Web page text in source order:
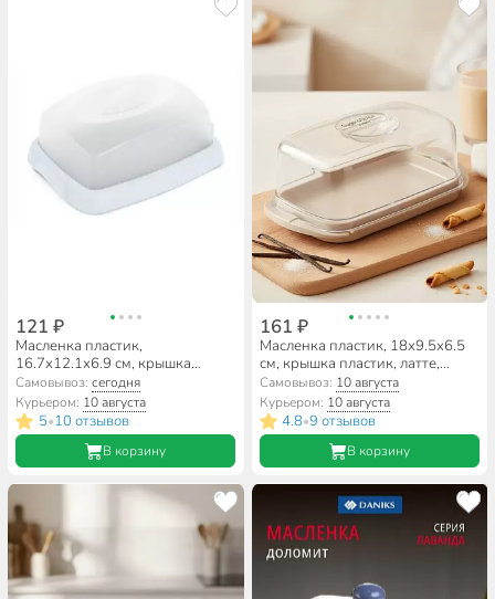
121 ₽
Масленка пластик,
16.7х12.1х6.9 см, крышка
пластик, светло-голубая,
Martika, Таира, С62СГЛ
Самовывоз:сегодня
Курьером: 10 августа
5•10 отзывов
В корзину
161 ₽
Масленка пластик, 18х9.5х6.5
см, крышка пластик, латте,
Sugar&Spice, Vanilla,
SE145112005
Самовывоз: 10 августа
Курьером: 10 августа
4.8•9 отзывов
В корзину